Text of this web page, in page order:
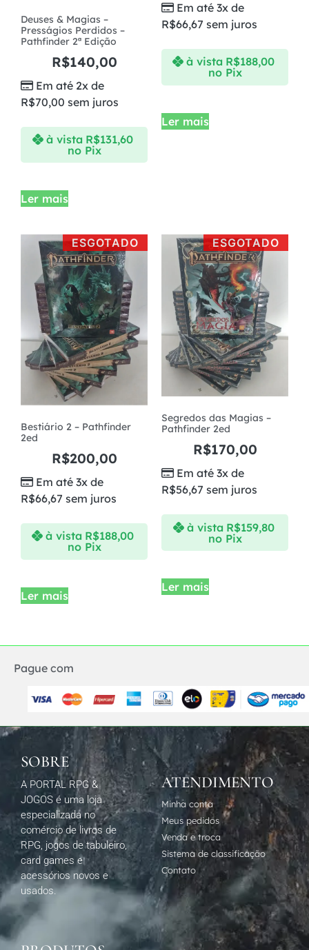
Deuses & Magias –
Presságios Perdidos –
Pathfinder 2ª Edição
R$140,00
Em até 2x de
R$70,00 sem juros
à vista R$131,60
no Pix
Ler mais
Em até 3x de
R$66,67 sem juros
à vista R$188,00
no Pix
Ler mais
ESGOTADO
Bestiário 2 – Pathfinder
2ed
R$200,00
Em até 3x de
R$66,67 sem juros
à vista R$188,00
no Pix
Ler mais
ESGOTADO
Segredos das Magias –
Pathfinder 2ed
R$170,00
Em até 3x de
R$56,67 sem juros
à vista R$159,80
no Pix
Ler mais
Pague com
SOBRE
A PORTAL RPG &
JOGOS é uma loja
especializada no
comércio de livros de
RPG, jogos de tabuleiro,
card games e
acessórios novos e
usados.
ATENDIMENTO
Minha conta
Meus pedidos
Venda e troca
Sistema de classificação
Contato